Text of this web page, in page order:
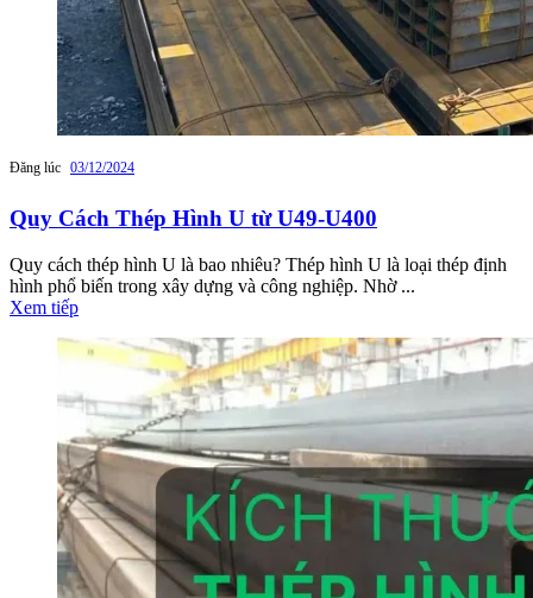
Đăng lúc 03/12/2024
Quy Cách Thép Hình U từ U49-U400
Quy cách thép hình U là bao nhiêu? Thép hình U là loại thép định
hình phổ biến trong xây dựng và công nghiệp. Nhờ ...
Xem tiếp